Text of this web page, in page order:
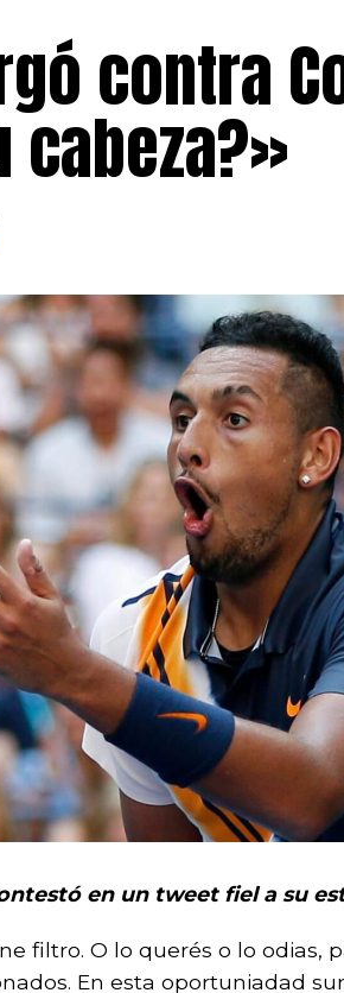
contra
cabeza?»
en un tweet fiel a su
filtro. O lo querés o lo odias,
En esta oportuniadad